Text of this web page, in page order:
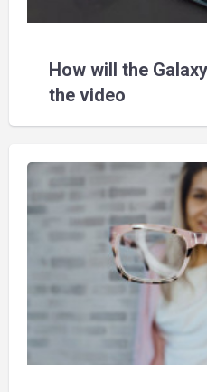
How will the
the video